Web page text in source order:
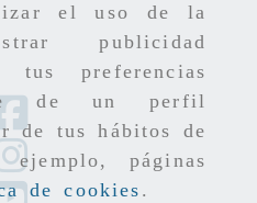
el uso de la
publicidad
tus preferencias
de un perfil
de tus hábitos de
ejemplo, páginas
de cookies .